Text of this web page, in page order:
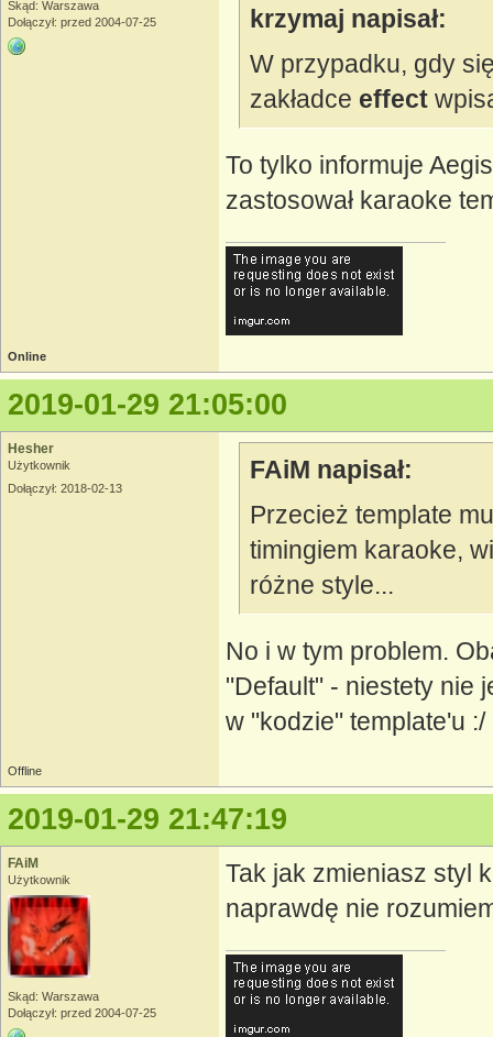
Skąd: Warszawa
Dołączył: przed 2004-07-25
krzymaj napisał:
W przypadku, gdy
zakładce effect
To tylko informuje
zastosował karaoke
Online
2019-01-29 21:05:00
Hesher
Użytkownik
Dołączył: 2018-02-13
FAiM napisał:
Przecież template
timingiem karaoke,
różne style...
No i w tym problem.
"Default" - niestety nie
w "kodzie" template'u :/
Offline
2019-01-29 21:47:19
FAiM
Użytkownik
Skąd: Warszawa
Dołączył: przed 2004-07-25
Tak jak zmieniasz styl
naprawdę nie